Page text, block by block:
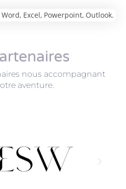
nous accompagnant
aventure.